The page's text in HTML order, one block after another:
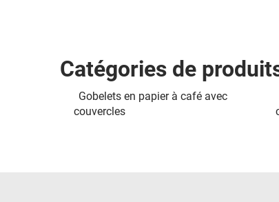
Catégories de
Gobelets en papier à café avec
couvercles